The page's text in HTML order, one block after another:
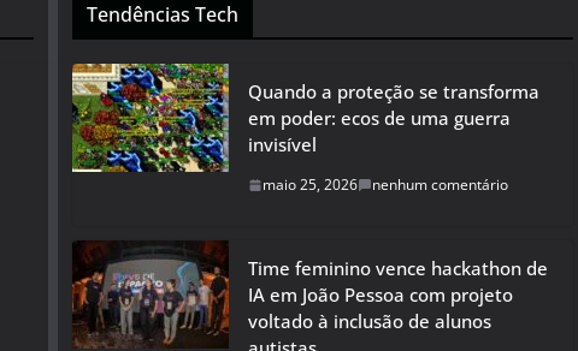
Tendências Tech
Quando a proteção se transforma
em poder: ecos de uma guerra
invisível
maio 25, 2026 nenhum comentário
Time feminino vence hackathon de
IA em João Pessoa com projeto
voltado à inclusão de alunos